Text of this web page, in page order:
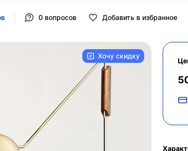
0 вопросов Добавить в избранное
Хочу скидку